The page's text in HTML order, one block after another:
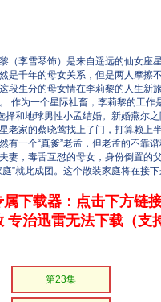
李雪琴饰）是来自遥远的仙女座
是千年的母女关系，但是两人摩擦
段生分的母女情在李莉黎的人生新
作为一个星际社畜，李莉黎的工作
择和地球男性小孟结婚。新婚燕尔
老家的蔡晓莺找上了门，打算赖上
有一个“真爹”老孟，但老孟的不靠谱
妻，毒舌互怼的母女，身份倒置的
”就此成团。这个散装家庭将在接
属下载器：点击下方链
专治迅雷无法下载（支
第23集